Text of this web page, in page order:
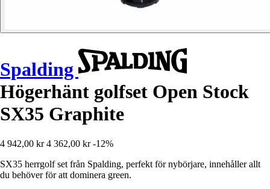
Spalding
Högerhänt golfset Open Stock
SX35 Graphite
4 942,00 kr 4 362,00 kr -12%
SX35 herrgolf set från Spalding, perfekt för nybörjare, innehåller allt
du behöver för att dominera green.